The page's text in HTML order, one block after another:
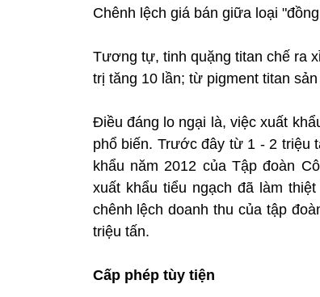
Chênh lệch giá bán giữa loại
Tương tự, tinh quặng titan chế ra
trị tăng 10 lần; từ pigment titan
Điều đáng lo ngại là, việc xuất
phổ biến. Trước đây từ 1 - 2 triệu
khẩu năm 2012 của Tập đoàn
xuất khẩu tiểu ngạch đã làm
chênh lệch doanh thu của tập
triệu tấn.
Cấp phép tùy tiện